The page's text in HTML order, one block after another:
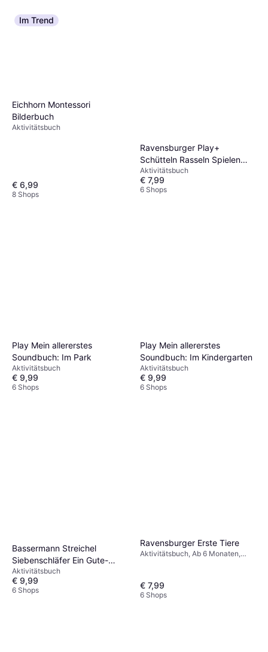
Im Trend
Eichhorn Montessori
Bilderbuch
Aktivitätsbuch
€ 6,99
8 Shops
Ravensburger Play+
Schütteln Rasseln Spielen
Erste Sachen
Aktivitätsbuch
€ 7,99
6 Shops
Play Mein allererstes
Soundbuch: Im Park
Aktivitätsbuch
€ 9,99
6 Shops
Play Mein allererstes
Soundbuch: Im Kindergarten
Aktivitätsbuch
€ 9,99
6 Shops
Bassermann Streichel
Siebenschläfer Ein Gute-
Nacht-Mitmachbuch. Für
Kinder ab 2 Jahren
Aktivitätsbuch
€ 9,99
6 Shops
Ravensburger Erste Tiere
Aktivitätsbuch, Ab 6 Monaten,
€ 7,99
6 Shops